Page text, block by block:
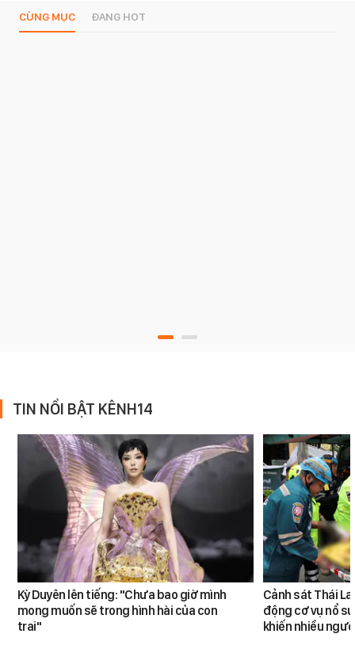
CÙNG MỤC ĐANG HOT
TIN NỔI BẬT KÊNH14
Kỳ Duyên lên tiếng: "Chưa bao giờ mình
mong muốn sẽ trong hình hài của con
trai"
Cảnh sát Thái
động cơ vụ nổ
khiến nhiều